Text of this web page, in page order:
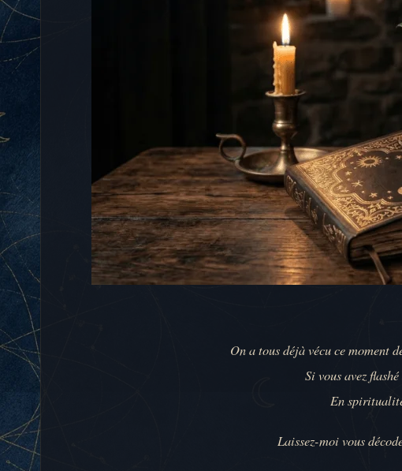
On a tous déjà vécu ce moment
Si vous avez
En
Laissez-moi vous